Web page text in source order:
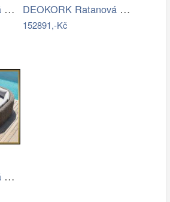
DEOKORK Ratanová modulová sestava… DEOKORK Ratanová modulová jídelní…
152891,-Kč
DEOKORK Ratanová modulová sestava…